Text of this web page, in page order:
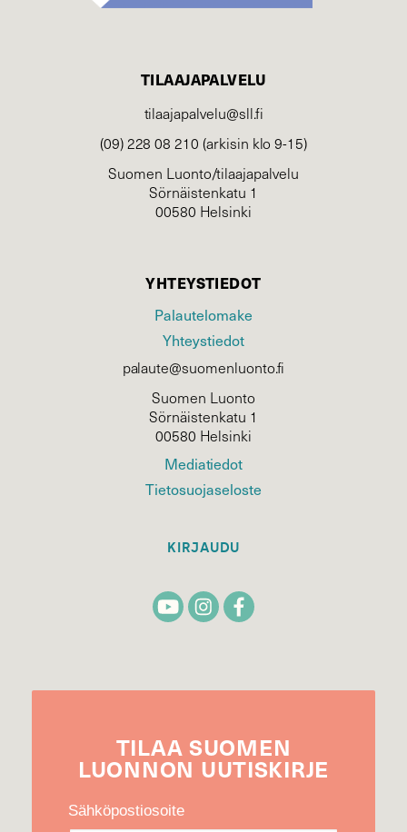
TILAAJAPALVELU
tilaajapalvelu@sll.fi
(09) 228 08 210 (arkisin klo 9-15)
Suomen Luonto/tilaajapalvelu
Sörnäistenkatu 1
00580 Helsinki
YHTEYSTIEDOT
Palautelomake
Yhteystiedot
palaute@suomenluonto.fi
Suomen Luonto
Sörnäistenkatu 1
00580 Helsinki
Mediatiedot
Tietosuojaseloste
KIRJAUDU
TILAA SUOMEN
LUONNON UUTIS­KIRJE
Sähköpostiosoite